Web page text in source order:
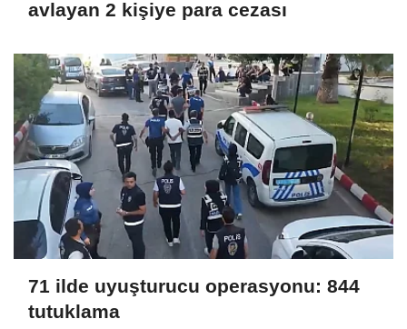
avlayan 2 kişiye para cezası
71 ilde uyuşturucu operasyonu: 844
tutuklama